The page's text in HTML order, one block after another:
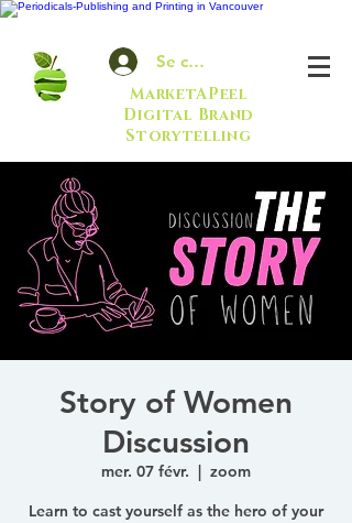
Se connecter
MarketAPeel
Digital Brand
Storytelling
Story of Women
Discussion
mer. 07 févr.
  |
zoom
Learn to cast yourself as the hero of your